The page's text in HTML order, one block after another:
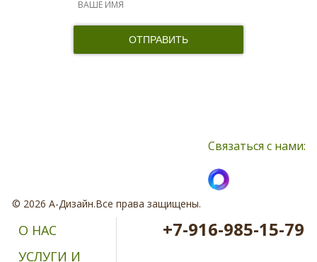
© 2026 А-Дизайн.Все права защищены.
Связаться с нами:
О НАС
УСЛУГИ И
+7-916-985-15-79